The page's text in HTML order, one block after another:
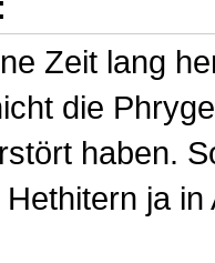
Zeit lang
die
haben.
ja in